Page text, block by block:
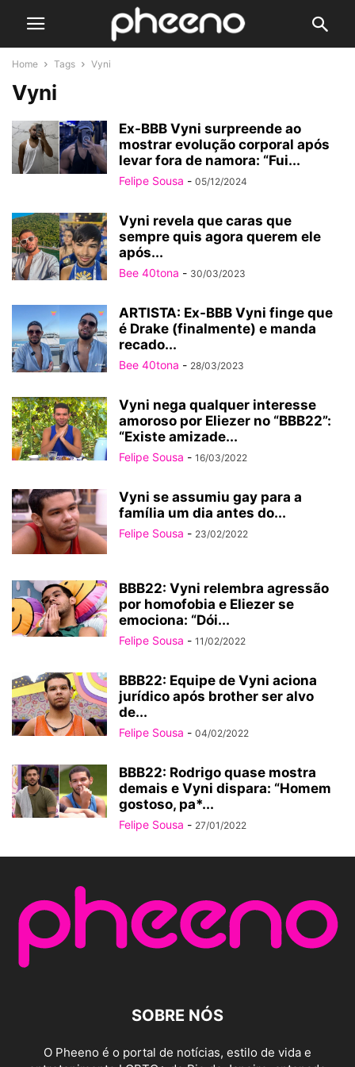
Home Tags Vyni
Vyni
Ex-BBB Vyni surpreende ao
mostrar evolução corporal após
levar fora de namora: “Fui...
Felipe Sousa - 05/12/2024
Vyni revela que caras que
sempre quis agora querem ele
após...
Bee 40tona - 30/03/2023
ARTISTA: Ex-BBB Vyni finge que
é Drake (finalmente) e manda
recado...
Bee 40tona - 28/03/2023
Vyni nega qualquer interesse
amoroso por Eliezer no “BBB22”:
“Existe amizade...
Felipe Sousa - 16/03/2022
Vyni se assumiu gay para a
família um dia antes do...
Felipe Sousa - 23/02/2022
BBB22: Vyni relembra agressão
por homofobia e Eliezer se
emociona: “Dói...
Felipe Sousa - 11/02/2022
BBB22: Equipe de Vyni aciona
jurídico após brother ser alvo
de...
Felipe Sousa - 04/02/2022
BBB22: Rodrigo quase mostra
demais e Vyni dispara: “Homem
gostoso, pa*...
Felipe Sousa - 27/01/2022
SOBRE NÓS
O Pheeno é o portal de notícias, estilo de vida e